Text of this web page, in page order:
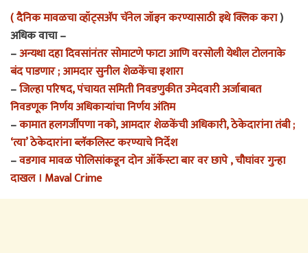
( दैनिक मावळचा व्हॉट्सअ‍ॅप चॅनेल जॉइन करण्यासाठी इथे क्लिक करा)
अधिक वाचा –
–अन्यथा दहा दिवसांनंतर सोमाटणे फाटा आणि वरसोली येथील टोलनाके
बंद पाडणार ; आमदार सुनील शेळकेंचा इशारा
–जिल्हा परिषद, पंचायत समिती निवडणुकीत उमेदवारी अर्जाबाबत
निवडणूक निर्णय अधिकाऱ्यांचा निर्णय अंतिम
–कामात हलगर्जीपणा नको, आमदार शेळकेंची अधिकारी, ठेकेदारांना तंबी ;
‘त्या’ ठेकेदारांना ब्लॅकलिस्ट करण्याचे निर्देश
–वडगाव मावळ पोलिसांकडून दोन ऑर्केस्टा बार वर छापे , चौघांवर गुन्हा
दाखल । Maval Crime